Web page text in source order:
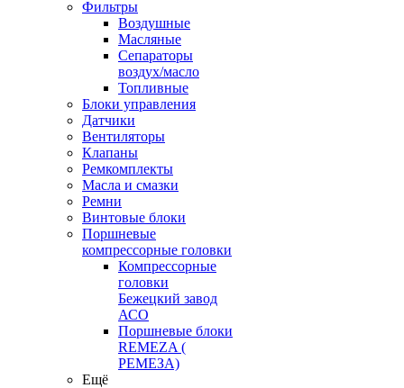
Фильтры
Воздушные
Масляные
Сепараторы
воздух/масло
Топливные
Блоки управления
Датчики
Вентиляторы
Клапаны
Ремкомплекты
Масла и смазки
Ремни
Винтовые блоки
Поршневые
компрессорные головки
Компрессорные
головки
Бежецкий завод
АСО
Поршневые блоки
REMEZA (
РЕМЕЗА)
Ещё